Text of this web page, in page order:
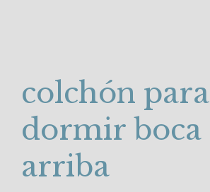
colchón para
dormir boca
arriba